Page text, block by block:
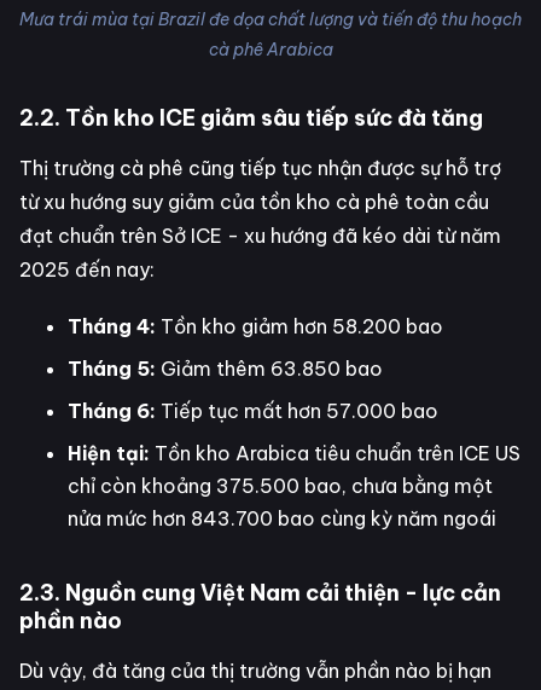
Mưa trái mùa tại Brazil đe dọa chất lượng và tiến độ thu hoạch
cà phê Arabica
2.2. Tồn kho ICE giảm sâu tiếp sức đà tăng
Thị trường cà phê cũng tiếp tục nhận được sự hỗ trợ
từ xu hướng suy giảm của tồn kho cà phê toàn cầu
đạt chuẩn trên Sở ICE - xu hướng đã kéo dài từ năm
2025 đến nay:
Tháng 4: Tồn kho giảm hơn 58.200 bao
Tháng 5: Giảm thêm 63.850 bao
Tháng 6: Tiếp tục mất hơn 57.000 bao
Hiện tại: Tồn kho Arabica tiêu chuẩn trên ICE US
chỉ còn khoảng 375.500 bao, chưa bằng một
nửa mức hơn 843.700 bao cùng kỳ năm ngoái
2.3. Nguồn cung Việt Nam cải thiện - lực cản
phần nào
Dù vậy, đà tăng của thị trường vẫn phần nào bị hạn